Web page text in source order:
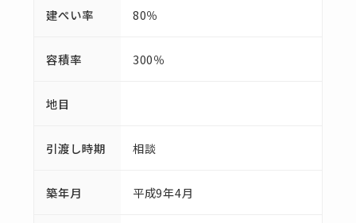
建ぺい率 80％
容積率 300％
地目
引渡し時期 相談
築年月 平成9年4月